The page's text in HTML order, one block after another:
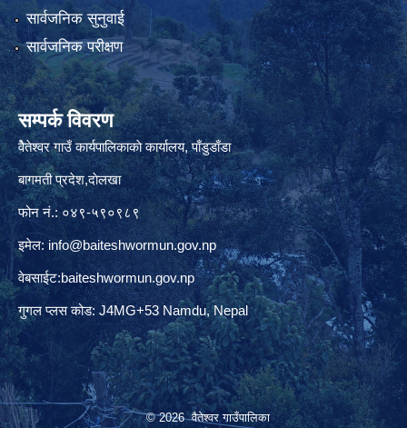
सार्वजनिक सुनुवाई
सार्वजनिक परीक्षण
सम्पर्क विवरण
वैेतेश्वर गाउँ कार्यपालिकाकाे कार्यालय, पाँडुडाँडा
बागमती‌ प्रदेश,दाेलखा
फोन नं.: ०४९-५९०९८९
इमेल: info@baiteshwormun.gov.np
वेबसाईट:baiteshwormun.gov.np
गुगल प्लस कोड: J4MG+53 Namdu, Nepal
© 2026 वैतेश्वर गाउँपालिका